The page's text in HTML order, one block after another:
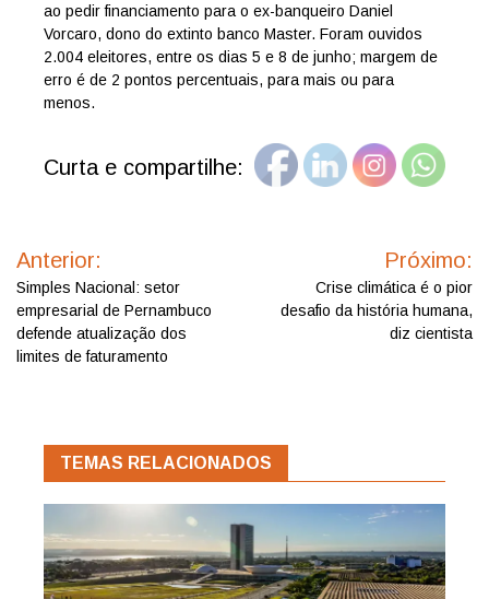
ao pedir financiamento para o ex-banqueiro Daniel
Vorcaro, dono do extinto banco Master. Foram ouvidos
2.004 eleitores, entre os dias 5 e 8 de junho; margem de
erro é de 2 pontos percentuais, para mais ou para
menos.
Curta e compartilhe:
de
Anterior:
Simples Nacional: setor
empresarial de Pernambuco
defende atualização dos
limites de faturamento
Próximo:
Crise climática é o pior
desafio da história humana,
diz cientista
TEMAS RELACIONADOS